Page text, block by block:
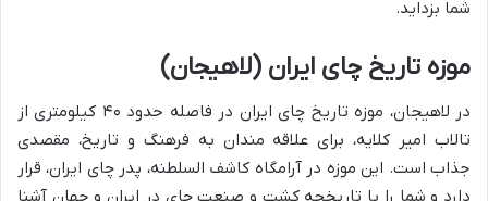
شما بزداید.
موزه تاریخ چای ایران (لاهیجان)
در لاهیجان، موزه تاریخ چای ایران در فاصله حدود ۴۰ کیلومتری از
تالاب امیر کلایه، برای علاقه مندان به فرهنگ و تاریخ، مقصدی
جذاب است. این موزه در آرامگاه کاشف السلطنه، پدر چای ایران، قرار
دارد و شما را با تاریخچه کشت و صنعت چای در ایران و جهان آشنا